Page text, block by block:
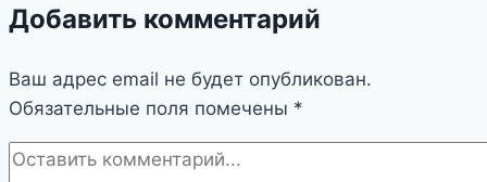
Добавить комментарий
Ваш адрес email не будет опубликован.
Обязательные поля помечены *